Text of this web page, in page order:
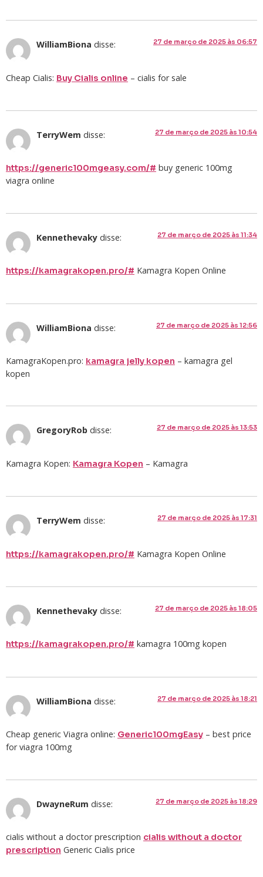
WilliamBiona disse: 27 de março de 2025 às 06:57
Cheap Cialis: Buy Cialis online – cialis for sale
TerryWem disse: 27 de março de 2025 às 10:54
https://generic100mgeasy.com/# buy generic 100mg
viagra online
Kennethevaky disse: 27 de março de 2025 às 11:34
https://kamagrakopen.pro/# Kamagra Kopen Online
WilliamBiona disse: 27 de março de 2025 às 12:56
KamagraKopen.pro: kamagra jelly kopen – kamagra gel
kopen
GregoryRob disse: 27 de março de 2025 às 13:53
Kamagra Kopen: Kamagra Kopen – Kamagra
TerryWem disse: 27 de março de 2025 às 17:31
https://kamagrakopen.pro/# Kamagra Kopen Online
Kennethevaky disse: 27 de março de 2025 às 18:05
https://kamagrakopen.pro/# kamagra 100mg kopen
WilliamBiona disse: 27 de março de 2025 às 18:21
Cheap generic Viagra online: Generic100mgEasy – best price
for viagra 100mg
DwayneRum disse: 27 de março de 2025 às 18:29
cialis without a doctor prescription cialis without a doctor
prescription Generic Cialis price